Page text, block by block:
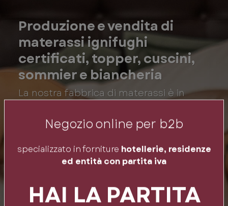
Produzione e vendita di
materassi ignifughi
certificati, topper, cuscini,
sommier e biancheria
La nostra fabbrica di materassi è in
conosciamo bene esigenze di hotel,
b&b e hotellerie in genere. Da anni
siamo fornitori anche per residenze per
anziani e studenti, case di riposo,
contract in genere. Qualità, Sostenibilità
e Affidabilità i nostri punti di forza.
Negozio online per b2b
specializzato in forniture hotellerie, residenze
ed entità con partita iva
HAI LA PARTITA